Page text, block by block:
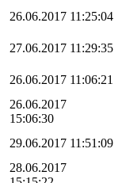
26.06.2017 11:25:04
27.06.2017 11:29:35
26.06.2017 11:06:21
26.06.2017
15:06:30
29.06.2017 11:51:09
28.06.2017